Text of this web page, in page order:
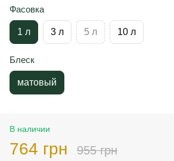
Фасовка
1 л 3 л 5 л 10 л
Блеск
матовый
В наличии
764 грн 955 грн